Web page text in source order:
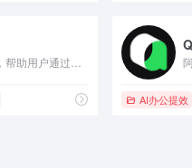
AI办公提效